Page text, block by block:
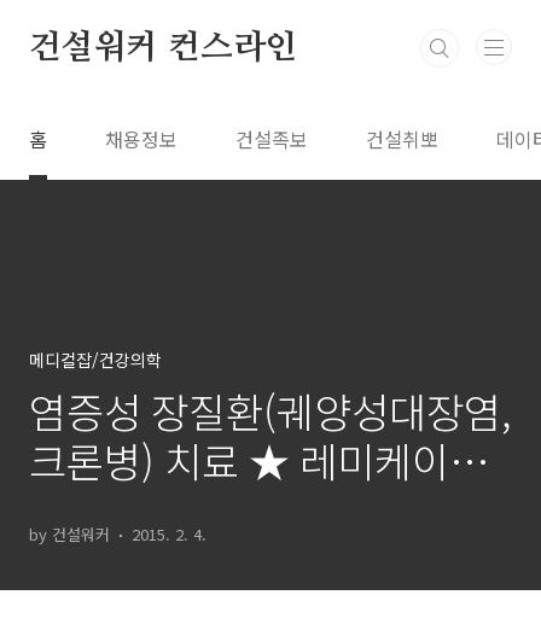
건설워커 컨스라인
홈 채용정보 건설족보 건설취뽀 데이
메디컬잡/건강의학
염증성 장질환(궤양성대장염,
크론병) 치료 ★ 레미케이드
by 건설워커 2015. 2. 4.